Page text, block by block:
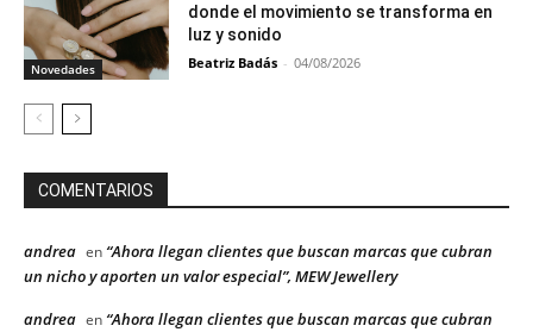
Novedades
donde el movimiento se transforma en
luz y sonido
Beatriz Badás - 04/08/2026
COMENTARIOS
andrea en “Ahora llegan clientes que buscan marcas que cubran
un nicho y aporten un valor especial”, MEW Jewellery
andrea en “Ahora llegan clientes que buscan marcas que cubran